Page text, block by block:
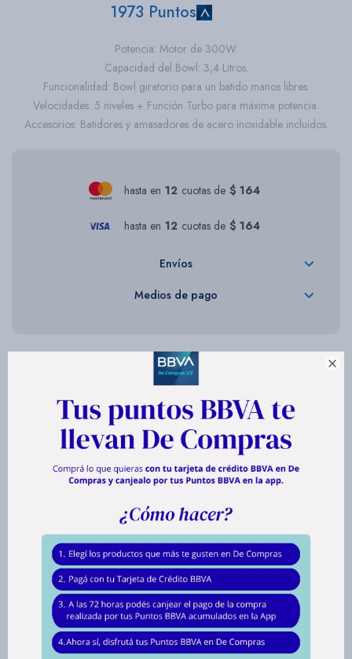

1973 Puntos
Potencia: Motor de 300W.
Capacidad del Bowl: 3,4 Litros.
Funcionalidad: Bowl giratorio para un batido manos libres.
Velocidades: 5 niveles + Función Turbo para máxima potencia.
Accesorios: Batidores y amasadores de acero inoxidable incluidos.
hasta en 12 cuotas de $ 164
hasta en 12 cuotas de $ 164
Envíos
Medios de pago
Descripción
BATIDORA DAEWOO 5 VELOCIDADES
+ TURBO
Llevá tus recetas al siguiente nivel con la Batidora con Bowl Daewoo de la
Línea Chef, diseñada para quienes aman la repostería y buscan un
equipo que trabaje a la par de su creatividad. Gracias a su bowl giratorio
de 3,4 litros de capacidad, podés preparar mezclas voluminosas para
toda la familia mientras la batidora hace el trabajo pesado por vos,
permitiéndote agregar ingredientes con total libertad.
Equipada con un potente motor de 300W y 5 velocidades más función
Turbo, esta batidora te ofrece el control absoluto: desde un mezclado